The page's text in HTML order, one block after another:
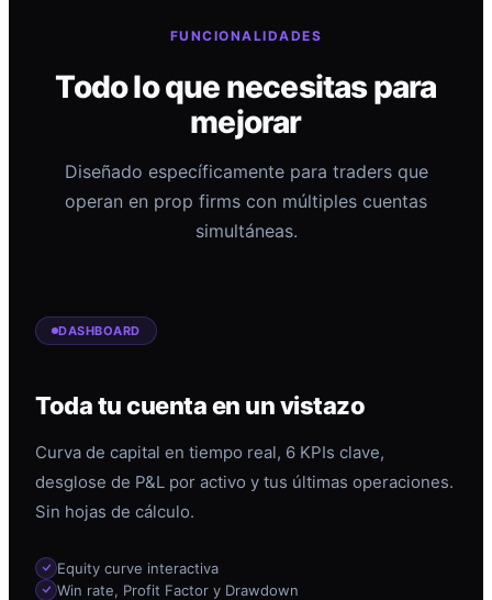
FUNCIONALIDADES
Todo lo que necesitas para
mejorar
Diseñado específicamente para traders que
operan en prop firms con múltiples cuentas
simultáneas.
DASHBOARD
Toda tu cuenta en un vistazo
Curva de capital en tiempo real, 6 KPIs clave,
desglose de P&L por activo y tus últimas operaciones.
Sin hojas de cálculo.
Equity curve interactiva
Win rate, Profit Factor y Drawdown